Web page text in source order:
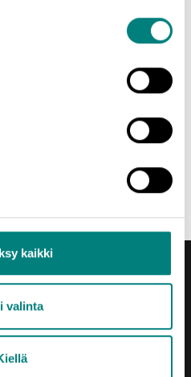
kaikki
valinta
asiantuntija.